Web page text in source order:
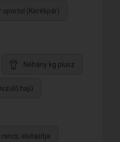
sportol (Kerékpár)
Néhány kg plusz
hajú
nincs, elutasítja